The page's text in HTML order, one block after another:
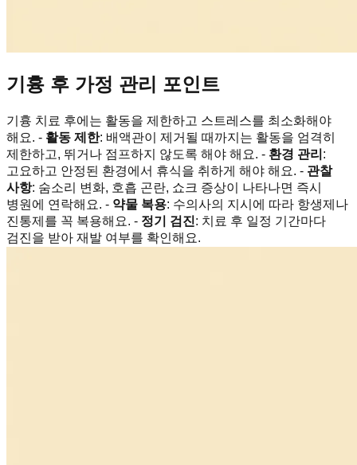
기흉 후 가정 관리 포인트
기흉 치료 후에는 활동을 제한하고 스트레스를 최소화해야
해요. - 활동 제한: 배액관이 제거될 때까지는 활동을 엄격히
제한하고, 뛰거나 점프하지 않도록 해야 해요. - 환경 관리 :
고요하고 안정된 환경에서 휴식을 취하게 해야 해요. - 관찰
사항: 숨소리 변화, 호흡 곤란, 쇼크 증상이 나타나면 즉시
병원에 연락해요. - 약물 복용: 수의사의 지시에 따라 항생제나
진통제를 꼭 복용해요. - 정기 검진: 치료 후 일정 기간마다
검진을 받아 재발 여부를 확인해요.